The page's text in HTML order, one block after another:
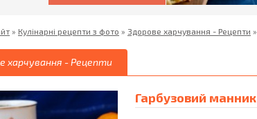
» Кулінарні рецепти з фото » Здорове харчування - Рецепти »
харчування - Рецепти
Гарбузовий манник